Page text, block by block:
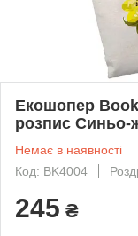
Екошопер
розпис Синьо-
Немає в наявності
Код: BK4004
245 ₴